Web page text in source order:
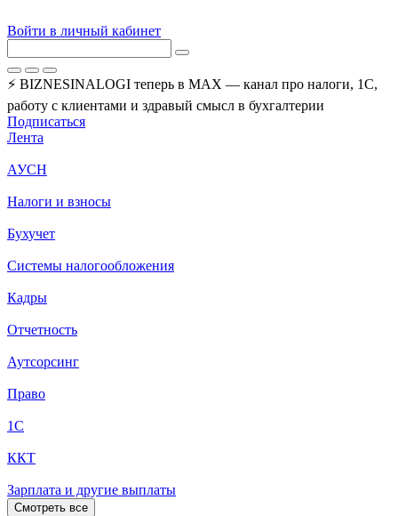
Войти в личный кабинет
⚡ BIZNESINALOGI теперь в MAX — канал про налоги, 1С,
работу с клиентами и здравый смысл в бухгалтерии
Подписаться
Лента
АУСН
Налоги и взносы
Бухучет
Системы налогообложения
Кадры
Отчетность
Аутсорсинг
Право
1С
ККТ
Зарплата и другие выплаты
Смотреть все